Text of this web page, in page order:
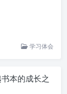
学习体会
本的成长之